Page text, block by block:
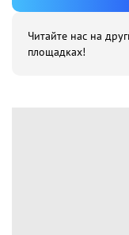
Читайте нас на
площадках!